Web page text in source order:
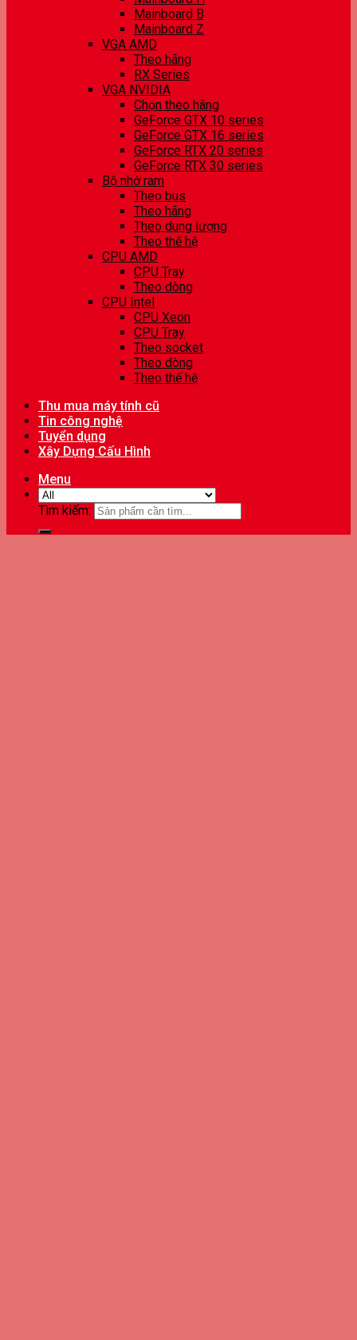
Mainboard B
Mainboard Z
VGA AMD
Theo hãng
RX Series
VGA NVIDIA
Chọn theo hãng
GeForce GTX 10 series
GeForce GTX 16 series
GeForce RTX 20 series
GeForce RTX 30 series
Bộ nhớ ram
Theo bus
Theo hãng
Theo dung lượng
Theo thế hệ
CPU AMD
CPU Tray
Theo dòng
CPU Intel
CPU Xeon
CPU Tray
Theo socket
Theo dòng
Theo thế hệ
Thu mua máy tính cũ
Tin công nghệ
Tuyển dụng
Xây Dựng Cấu Hình
Menu
Tìm kiếm: